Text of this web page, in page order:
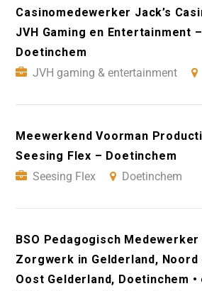
Casinomedewerker Jack’s
JVH Gaming en Entertainment –
Doetinchem
JVH gaming & entertainment
Meewerkend Voorman
Seesing Flex – Doetinchem
Seesing Flex
Doetinchem
BSO Pedagogisch Medewerker
Zorgwerk in Gelderland, Noord
Oost Gelderland, Doetinchem •